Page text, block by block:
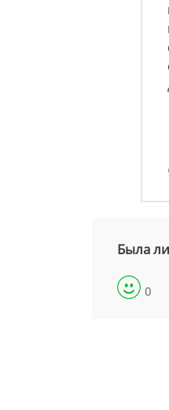
Была
0